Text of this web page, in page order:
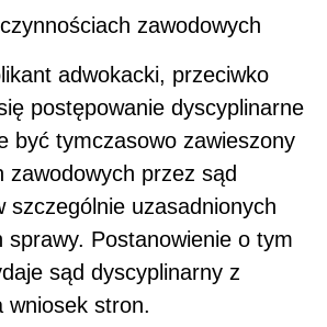
zawodowych
adwokacki, przeciwko
postępowanie dyscyplinarne
być tymczasowo zawieszony
zawodowych przez sąd
szczególnie uzasadnionych
sprawy. Postanowienie o tym
sąd dyscyplinarny z
wniosek stron.